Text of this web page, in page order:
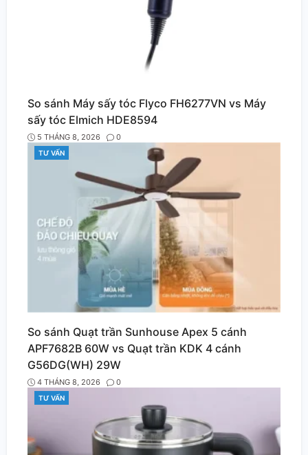
So sánh Máy sấy tóc Flyco FH6277VN vs Máy
sấy tóc Elmich HDE8594
5 THÁNG 8, 2026
0
CATEGORIES
TƯ VẤN
So sánh Quạt trần Sunhouse Apex 5 cánh
APF7682B 60W vs Quạt trần KDK 4 cánh
G56DG(WH) 29W
4 THÁNG 8, 2026
0
CATEGORIES
TƯ VẤN